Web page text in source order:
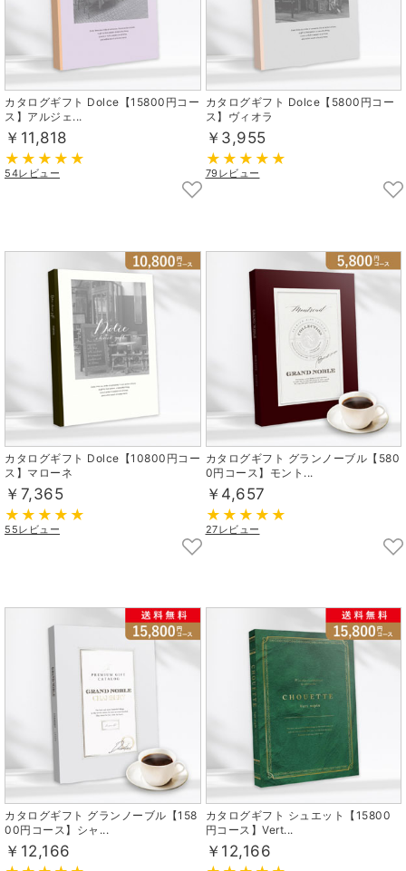
カタログギフト Dolce【15800円コー
ス】アルジェ...
￥11,818
54レビュー
カタログギフト Dolce【5800円コー
ス】ヴィオラ
￥3,955
79レビュー
カタログギフト Dolce【10800円コー
ス】マローネ
￥7,365
55レビュー
カタログギフト グランノーブル【580
0円コース】モント...
￥4,657
27レビュー
カタログギフト グランノーブル【158
00円コース】シャ...
￥12,166
カタログギフト シュエット【15800
円コース】Vert...
￥12,166